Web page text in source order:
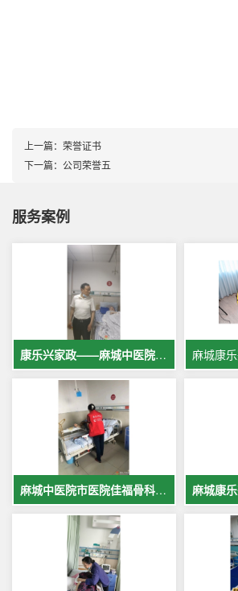
上一篇： 荣誉证书
下一篇： 公司荣誉五
服务案例
康乐兴家政——麻城中医院专业护工服务，让爱与专业同行
麻城中医院市医院佳福骨科医院铁路医院护工案例展示